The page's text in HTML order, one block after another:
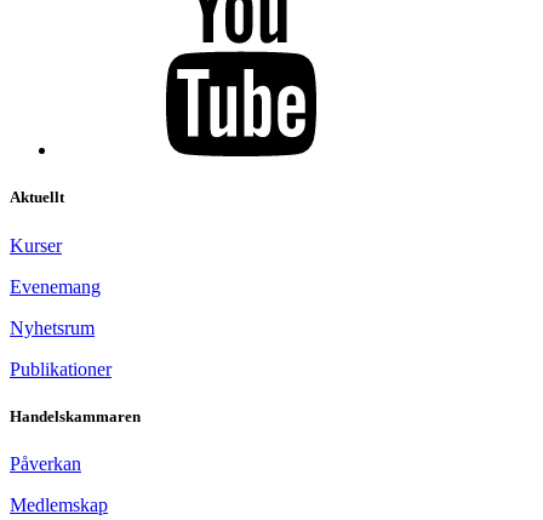
Aktuellt
Kurser
Evenemang
Nyhetsrum
Publikationer
Handelskammaren
Påverkan
Medlemskap